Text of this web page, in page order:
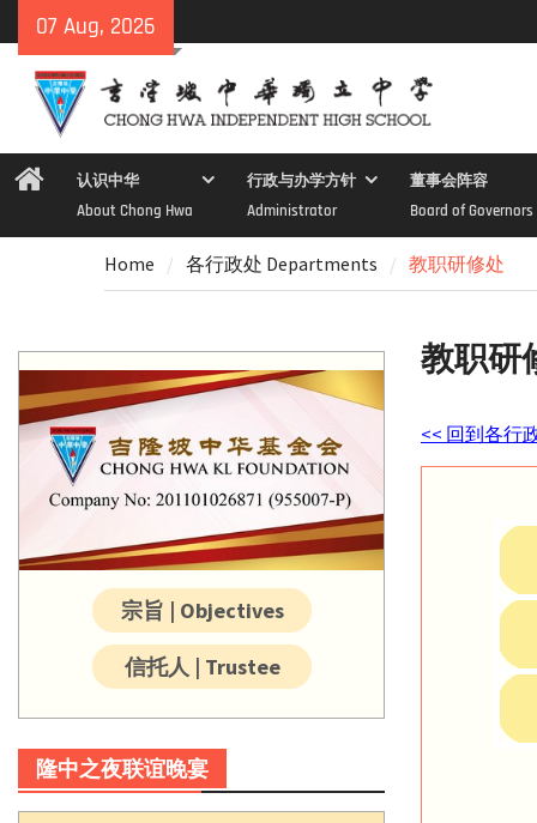
to
content
07 Aug, 2026
Home认识中华
About Chong Hwa
行政与办学方针
Administrator
董事会阵容
Board of Governors
Home 各行政处 Departments 教职研修处
教职研
<< 回到各行
宗旨 | Objectives
信托人 | Trustee
隆中之夜联谊晚宴